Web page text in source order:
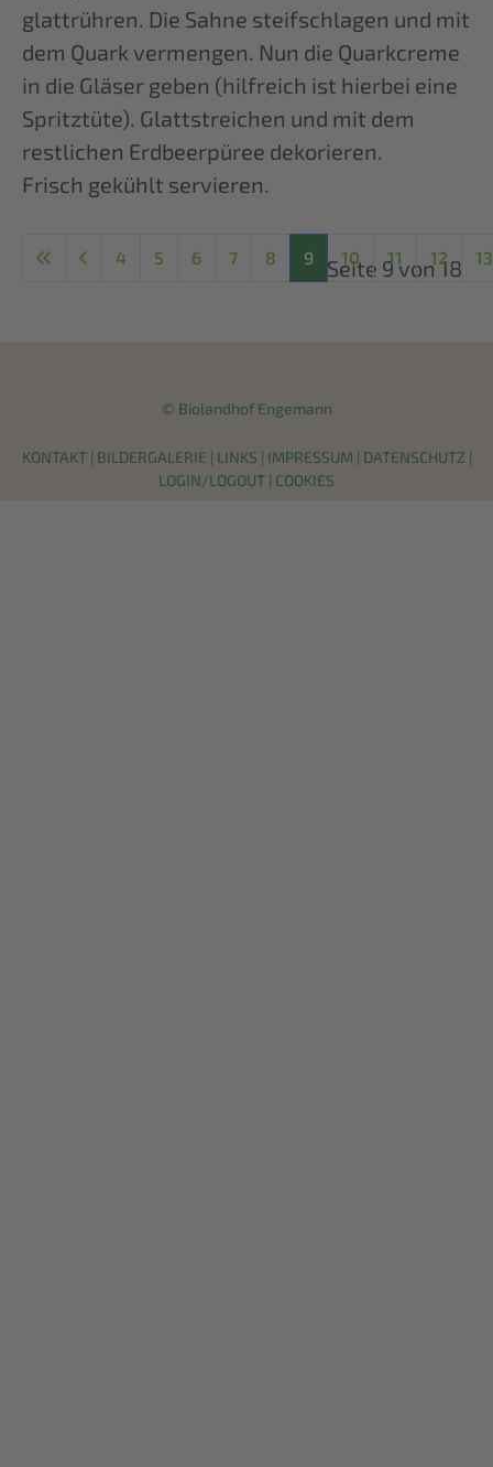
glattrühren. Die Sahne steifschlagen und mit
dem Quark vermengen. Nun die Quarkcreme
in die Gläser geben (hilfreich ist hierbei eine
Spritztüte). Glattstreichen und mit dem
restlichen Erdbeerpüree dekorieren.
Frisch gekühlt servieren.
Seite 9 von 18
4 5 6 7 8 9 10 11 12 13
© Biolandhof Engemann
KONTAKT| BILDERGALERIE | LINKS | IMPRESSUM | DATENSCHUTZ |
LOGIN/LOGOUT | COOKIES